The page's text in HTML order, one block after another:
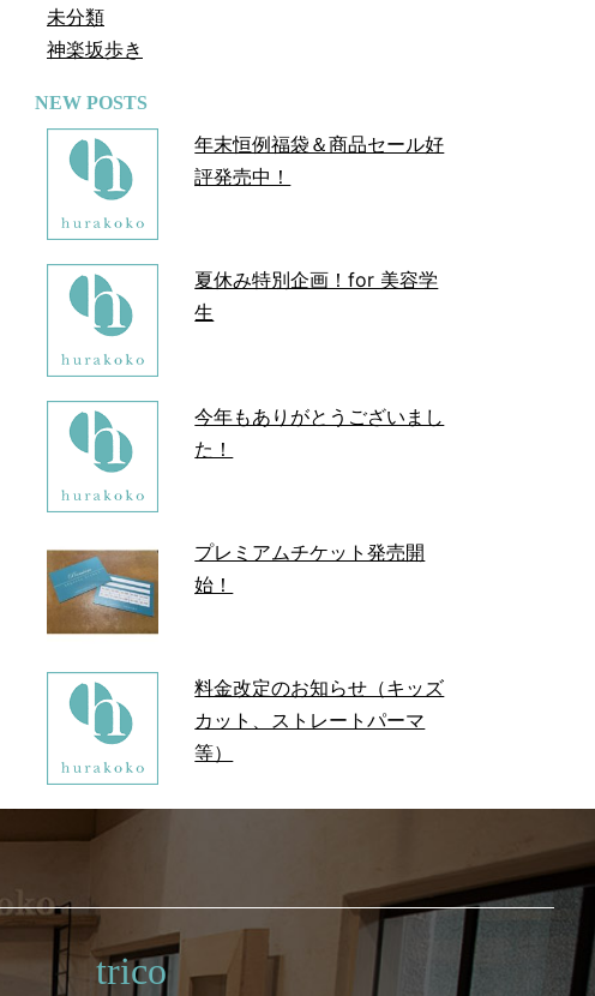
未分類
神楽坂歩き
NEW POSTS
年末恒例福袋＆商品セール好
評発売中！
夏休み特別企画！for 美容学
生
今年もありがとうございまし
た！
プレミアムチケット発売開
始！
料金改定のお知らせ（キッズ
カット、ストレートパーマ
等）
trico